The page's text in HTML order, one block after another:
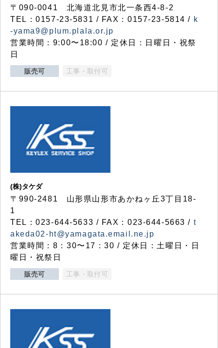
〒090-0041 北海道北見市北一条西4-8-2
TEL：0157-23-5831 / FAX：0157-23-5814 / k
-yama9@plum.plala.or.jp
営業時間：9:00〜18:00 / 定休日：日曜日・祝祭
日
販売可 工事・取付可
(株)タケダ
〒990-2481 山形県山形市あかねヶ丘3丁目18-
1
TEL：023-644-5633 / FAX：023-644-5663 / t
akeda02-ht@yamagata.email.ne.jp
営業時間：8：30〜17：30 / 定休日：土曜日・日
曜日・祝祭日
販売可 工事・取付可